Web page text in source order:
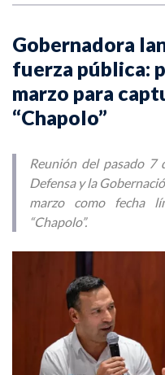
Gobernadora
fuerza pública:
marzo para
“Chapolo”
Reunión del pasado
Defensa y la
marzo como fecha
“Chapolo”.